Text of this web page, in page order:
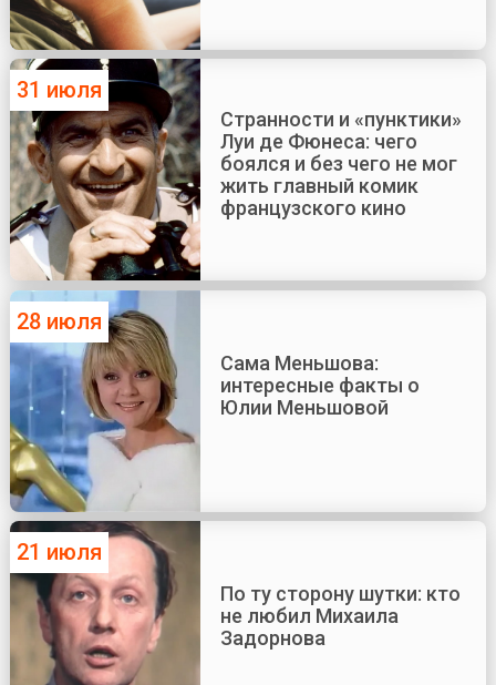
31 июля
Странности и «пунктики»
Луи де Фюнеса: чего
боялся и без чего не мог
жить главный комик
французского кино
28 июля
Сама Меньшова:
интересные факты о
Юлии Меньшовой
21 июля
По ту сторону шутки: кто
не любил Михаила
Задорнова